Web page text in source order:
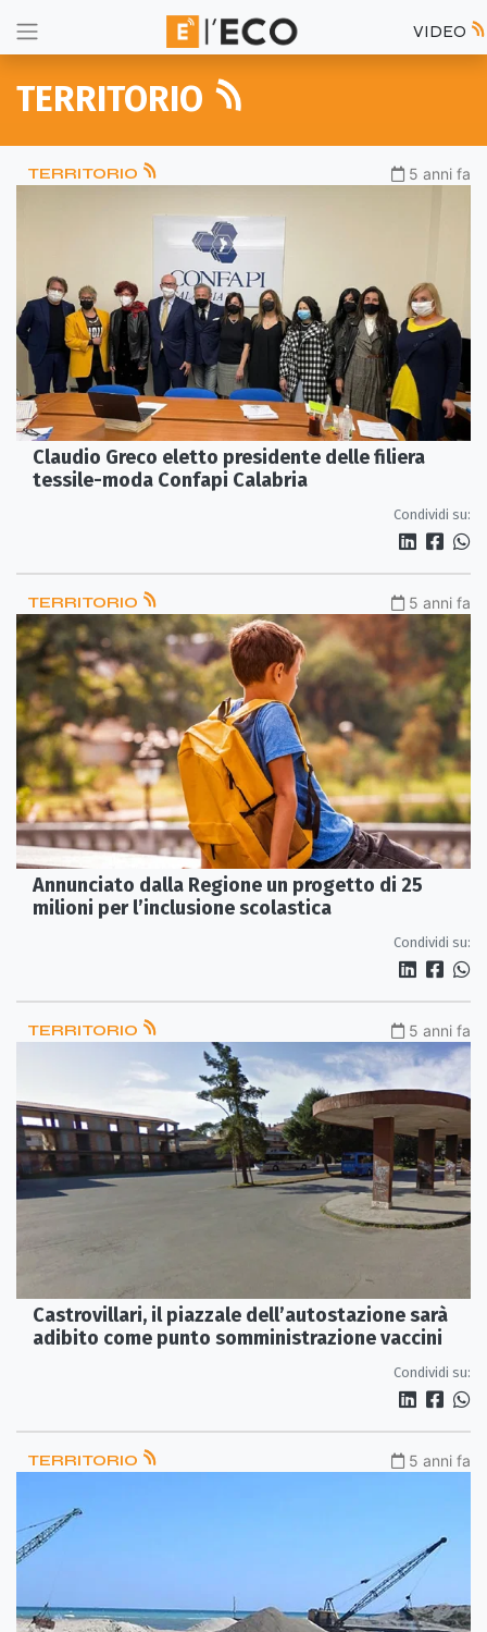
VIDEO
TERRITORIO
TERRITORIO 5 anni fa
Claudio Greco eletto presidente delle filiera
tessile-moda Confapi Calabria
Condividi su:
TERRITORIO 5 anni fa
Annunciato dalla Regione un progetto di 25
milioni per l’inclusione scolastica
Condividi su:
TERRITORIO 5 anni fa
Castrovillari, il piazzale dell’autostazione sarà
adibito come punto somministrazione vaccini
Condividi su:
TERRITORIO 5 anni fa